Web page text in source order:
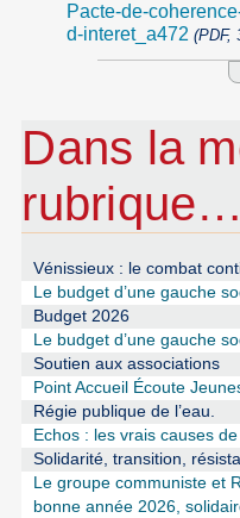
Pacte-de-
d-interet_a472 (PDF,
Dans la
rubrique…
Vénissieux : le combat
Le budget d’une gauche
Budget 2026
Le budget d’une gauche
Soutien aux associations
Point Accueil Écoute
Régie publique de l’eau.
Echos : les vrais causes
Solidarité, transition,
Le groupe communiste et
bonne année 2026,